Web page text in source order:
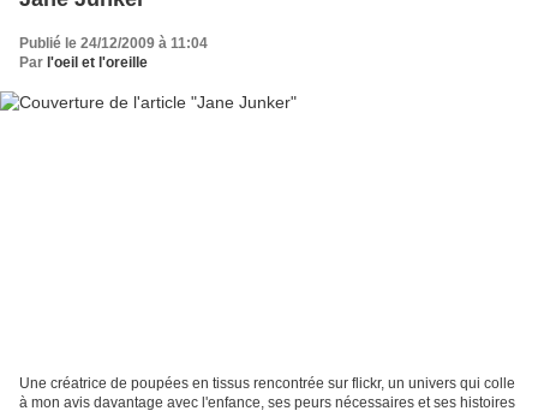
Publié le 24/12/2009 à 11:04
Par l'oeil et l'oreille
Une créatrice de poupées en tissus rencontrée sur flickr, un univers qui colle
à mon avis davantage avec l'enfance, ses peurs nécessaires et ses histoires